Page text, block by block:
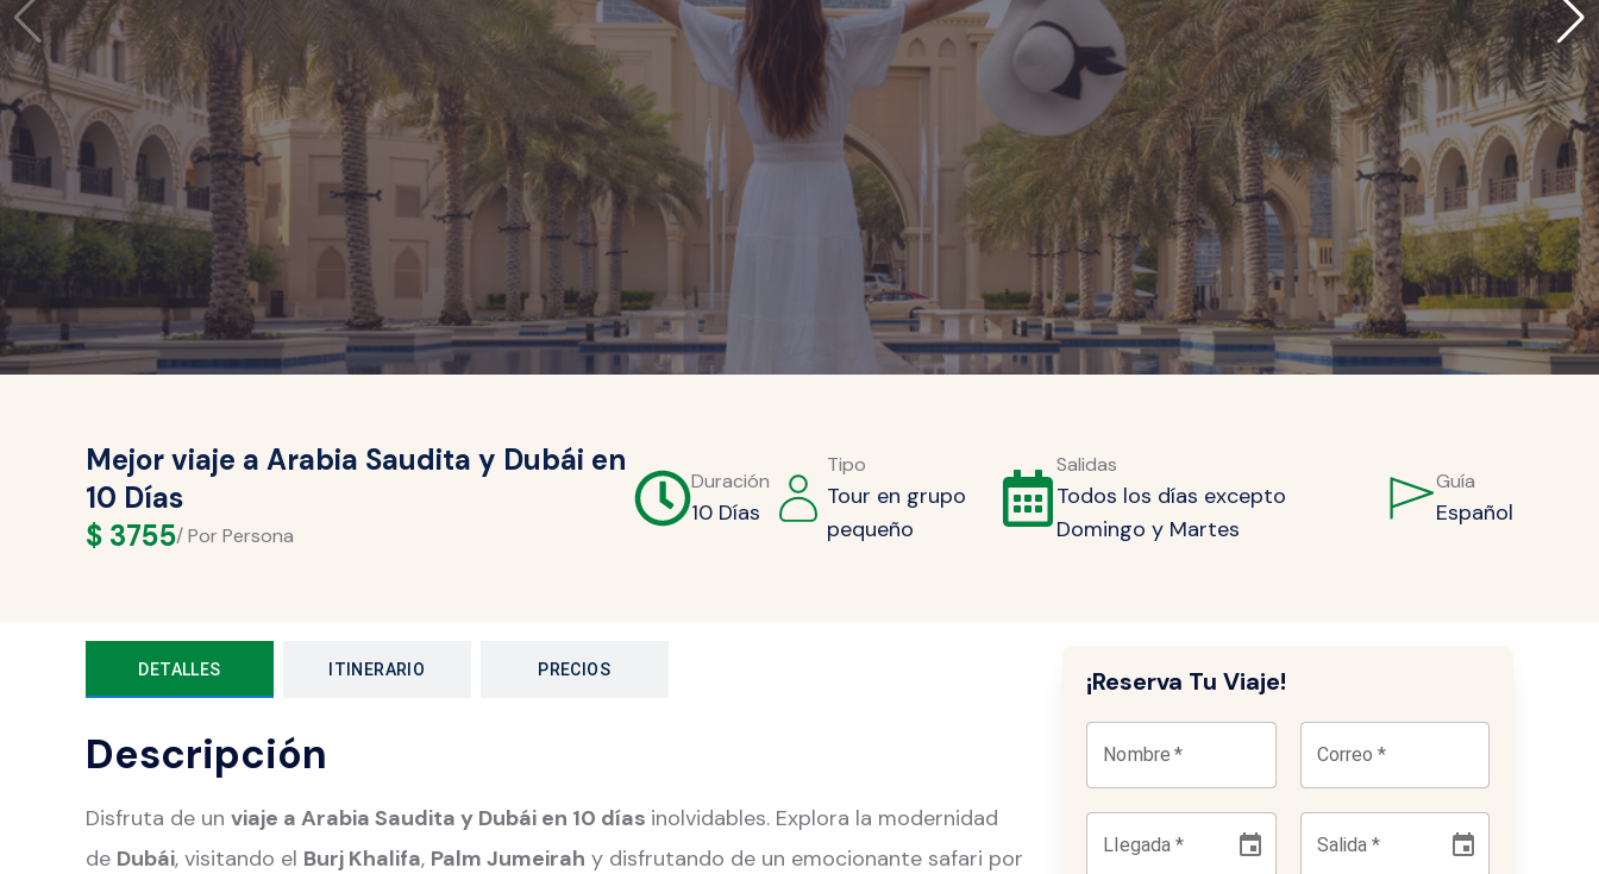
Mejor viaje a Arabia Saudita y Dubái en
10 Días
$ 3755/ Por Persona
Duración
10 Días
Tipo
Tour en grupo
pequeño
Salidas
Todos los días excepto
Domingo y Martes
Guía
Español
DETALLES ITINERARIO PRECIOS
Descripción
Disfruta de un viaje a Arabia Saudita y Dubái en 10 días inolvidables. Explora la modernidad
de Dubái, visitando el Burj Khalifa, Palm Jumeirah y disfrutando de un emocionante safari por
¡Reserva Tu Viaje!
Nombre * Correo *
Llegada * Salida *